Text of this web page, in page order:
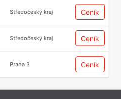
Středočeský kraj Ceník
Středočeský kraj Ceník
Praha 3 Ceník